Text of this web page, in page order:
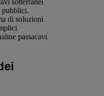
sotterranei
pubblici.
di soluzioni
passacavi